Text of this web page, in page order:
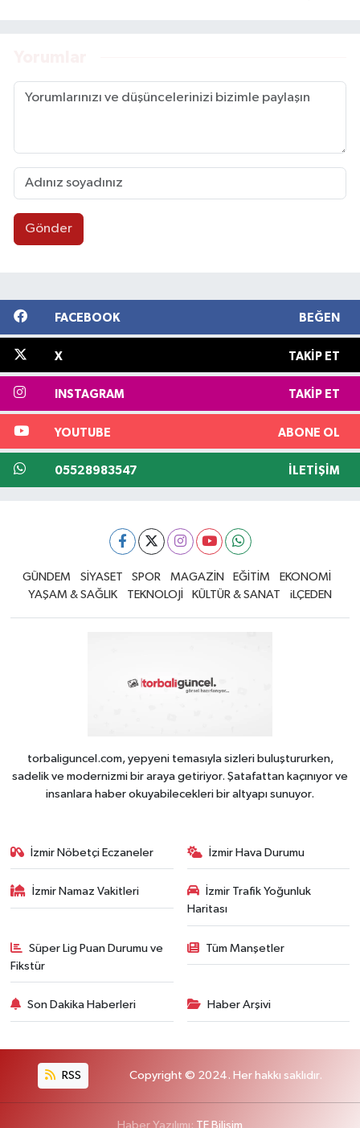
Gönder
FACEBOOK BEĞEN
X TAKIP ET
INSTAGRAM TAKIP ET
YOUTUBE ABONE OL
05528983547 İLETIŞIM
GÜNDEM SİYASET SPOR MAGAZİN EĞİTİM
EKONOMİ
YAŞAM & SAĞLIK
TEKNOLOJİ KÜLTÜR & SANAT iLÇEDEN
torbaliguncel.com, yepyeni temasıyla sizleri buluştururken,
sadelik ve modernizmi bir araya getiriyor. Şatafattan kaçınıyor ve
insanlara haber okuyabilecekleri bir altyapı sunuyor.
İzmir Nöbetçi Eczaneler İzmir Hava Durumu
İzmir Namaz Vakitleri
İzmir Trafik Yoğunluk
Haritası
Süper Lig Puan Durumu ve
Fikstür
Tüm Manşetler
Son Dakika Haberleri Haber Arşivi
RSS Copyright © 2024. Her hakkı saklıdır.
Haber Yazılımı: TE Bilişim